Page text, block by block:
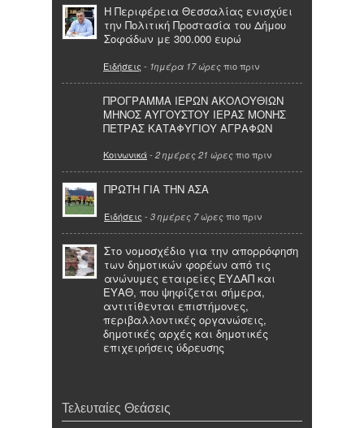
Η Περιφέρεια Θεσσαλίας ενισχύει
την Πολιτική Προστασία του Δήμου
Σοφάδων με 300.000 ευρώ
Ειδήσεις - 1ημέρα 17 ώρες πιο πριν
ΠΡΟΓΡΑΜΜΑ ΙΕΡΩΝ ΑΚΟΛΟΥΘΙΩΝ
ΜΗΝΟΣ ΑΥΓΟΥΣΤΟΥ ΙΕΡΑΣ ΜΟΝΗΣ
ΠΕΤΡΑΣ ΚΑΤΑΦΥΓΙΟΥ ΑΓΡΑΦΩΝ
Κοινωνικά- 2 ημέρες 21 ώρες πιο πριν
ΠΡΩΤΗ ΓΙΑ ΤΗΝ ΑΣΑ
Ειδήσεις - 3 ημέρες 7 ώρες πιο πριν
Στο νομοσχέδιο για την απορρόφηση
των δημοτικών φορέων από τις
ανώνυμες εταιρείες ΕΥΔΑΠ και
ΕΥΑΘ, που ψηφίζεται σήμερα,
αντιτίθενται επιστήμονες,
περιβαλλοντικές οργανώσεις,
δημοτικές αρχές και δημοτικές
επιχειρήσεις ύδρευσης
Τελευταίες Θεάσεις